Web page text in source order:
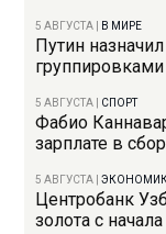
5 АВГУСТА В МИРЕ
Путин
5 АВГУСТА СПОРТ
Фабио
зарплате в
5 АВГУСТА |
Центробанк
золота с